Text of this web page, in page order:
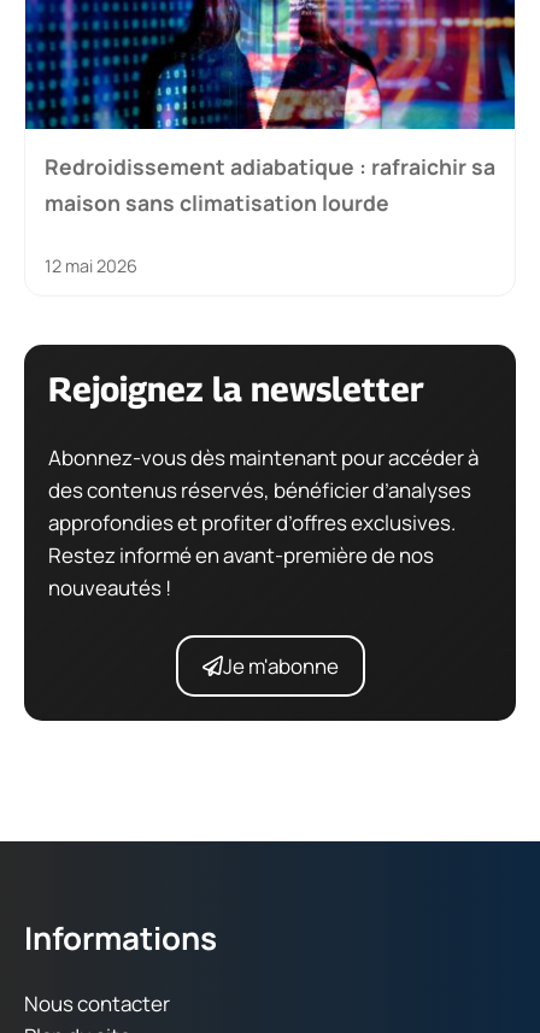
Redroidissement adiabatique : rafraichir sa
maison sans climatisation lourde
12 mai 2026
Rejoignez la newsletter
Abonnez-vous dès maintenant pour accéder à
des contenus réservés, bénéficier d’analyses
approfondies et profiter d’offres exclusives.
Restez informé en avant-première de nos
nouveautés !
Je m'abonne
Informations
Nous contacter